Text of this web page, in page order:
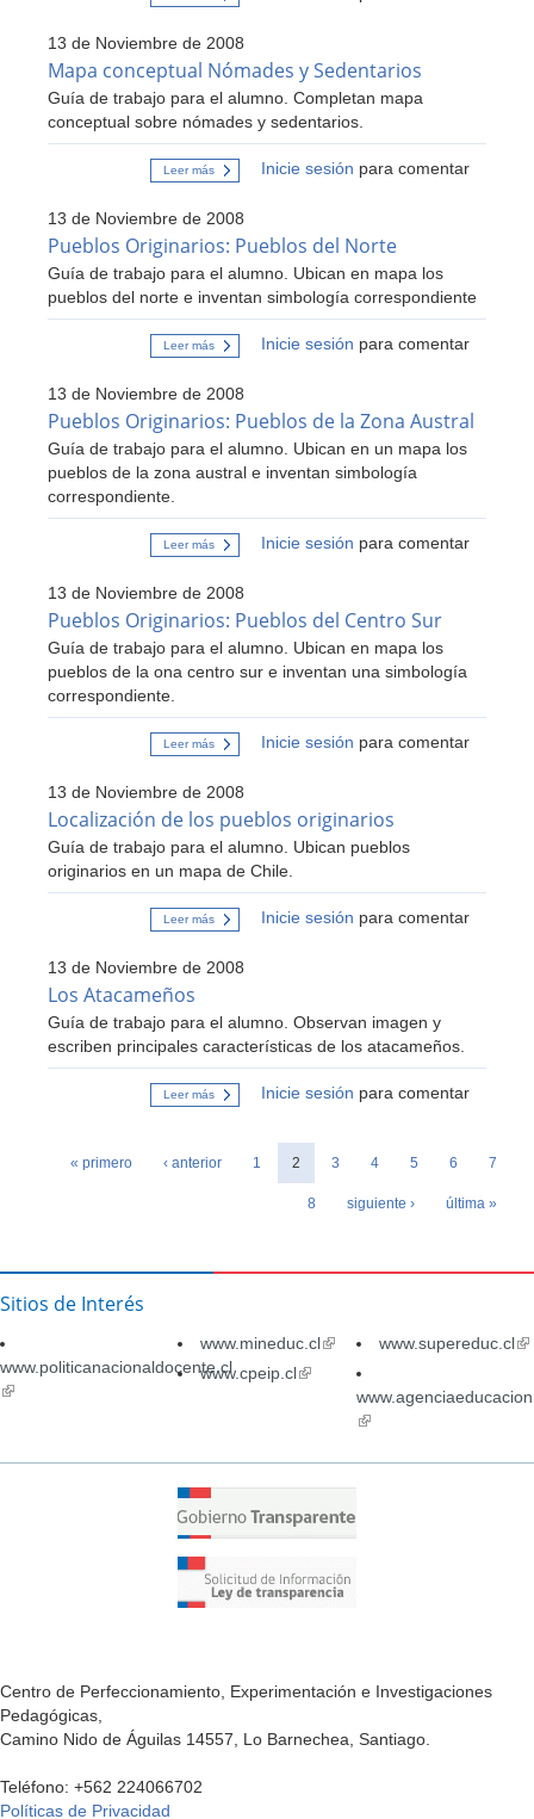
Los
13 de Noviembre de 2008
Mapa conceptual Nómades y Sedentarios
Guía de trabajo para el alumno. Completan mapa
conceptual sobre nómades y sedentarios.
Leer más sobre
Mapa
Nómades
Sedentarios
Inicie sesión para comentar
13 de Noviembre de 2008
Pueblos Originarios: Pueblos del Norte
Guía de trabajo para el alumno. Ubican en mapa los
pueblos del norte e inventan simbología correspondiente
Leer más sobre
Pueblos
Pueblos
Norte
Inicie sesión para comentar
13 de Noviembre de 2008
Pueblos Originarios: Pueblos de la Zona Austral
Guía de trabajo para el alumno. Ubican en un mapa los
pueblos de la zona austral e inventan simbología
correspondiente.
Leer más sobre
Pueblos
Pueblos
la
Zona
Inicie sesión para comentar
13 de Noviembre de 2008
Pueblos Originarios: Pueblos del Centro Sur
Guía de trabajo para el alumno. Ubican en mapa los
pueblos de la ona centro sur e inventan una simbología
correspondiente.
Leer más sobre
Pueblos
Pueblos
Centro
Sur
Inicie sesión para comentar
13 de Noviembre de 2008
Localización de los pueblos originarios
Guía de trabajo para el alumno. Ubican pueblos
originarios en un mapa de Chile.
Leer más sobre
Localización
los
Inicie sesión para comentar
13 de Noviembre de 2008
Los Atacameños
Guía de trabajo para el alumno. Observan imagen y
escriben principales características de los atacameños.
Leer más sobre
Los
Inicie sesión para comentar
Páginas
« primero ‹ anterior 1 2 3 4 5 6 7
8 siguiente › última »
Sitios de Interés
www.politicanacionaldocente.cl
(link
www.mineduc.cl(link
external)
www.supereduc.cl
www.cpeip.cl(link
external)(link
external)
Centro de Perfeccionamiento, Experimentación e Investigaciones
Pedagógicas,
Camino Nido de Águilas 14557, Lo Barnechea, Santiago.
Teléfono: +562 224066702
Políticas de Privacidad